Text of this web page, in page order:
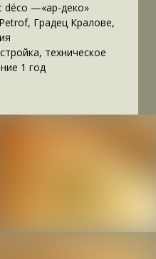
déco —«ар-деко»
Градец Кралове,
техническое
1 год